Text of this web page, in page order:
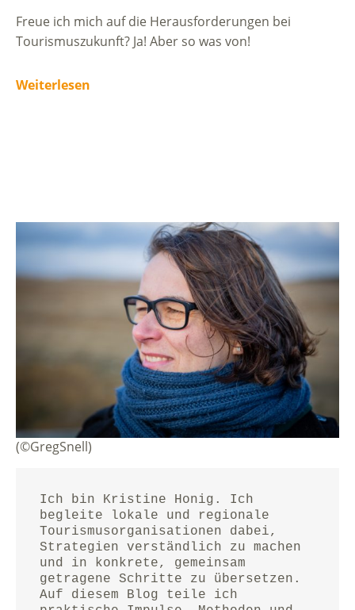
Freue ich mich auf die Herausforderungen bei
Tourismuszukunft? Ja! Aber so was von!
Weiterlesen
(©GregSnell)
Ich bin Kristine Honig. Ich
begleite lokale und regionale
Tourismusorganisationen dabei,
Strategien verständlich zu machen
und in konkrete, gemeinsam
getragene Schritte zu übersetzen.
Auf diesem Blog teile ich